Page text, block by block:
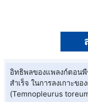
อิทธิพลของแพลงก์ตอน
สำเร็จ ในการลงเกาะข
(Temnopleurus